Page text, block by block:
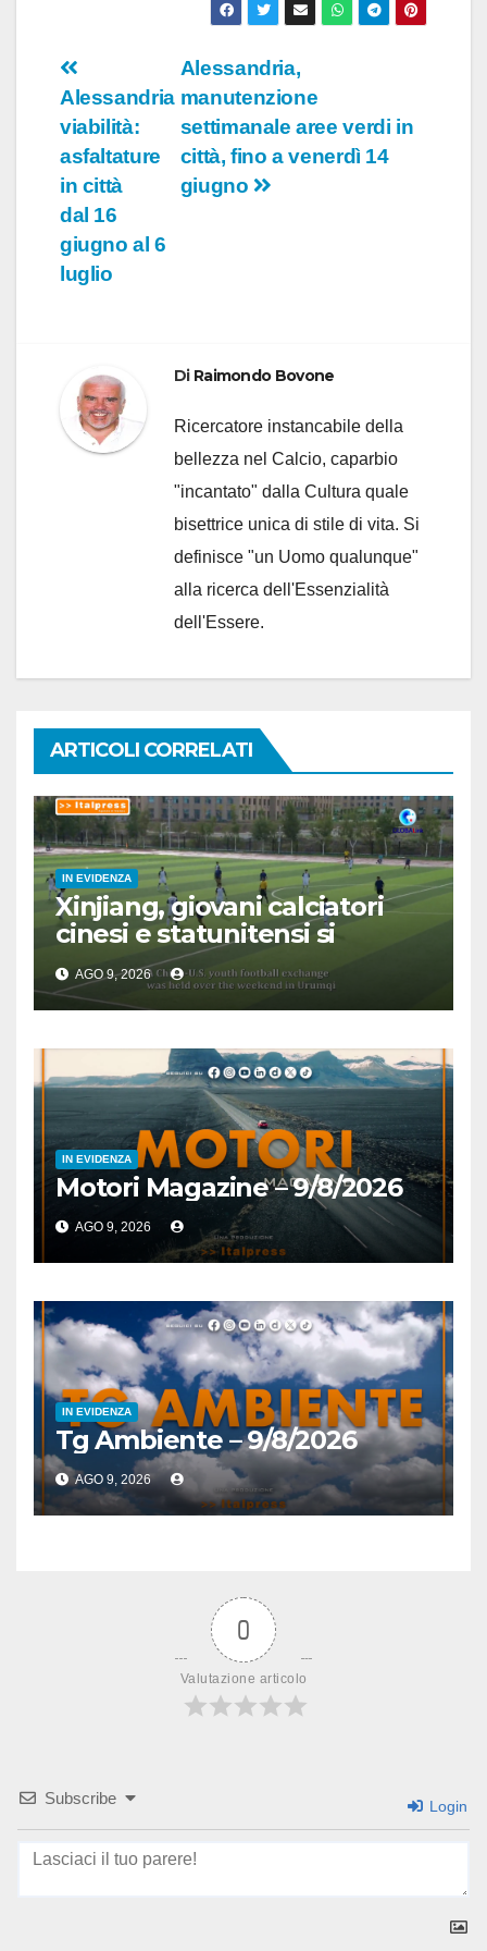
Navigazione
articoli
Alessandria,
manutenzione
settimanale aree verdi in
città, fino a venerdì 14
giugno
Alessandria
viabilità:
asfaltature
in città
dal 16
giugno al 6
luglio
Di Raimondo Bovone
Ricercatore instancabile della
bellezza nel Calcio, caparbio
"incantato" dalla Cultura quale
bisettrice unica di stile di vita. Si
definisce "un Uomo qualunque"
alla ricerca dell'Essenzialità
dell'Essere.
ARTICOLI CORRELATI
IN EVIDENZA
Xinjiang, giovani calciatori
cinesi e statunitensi si
incontrano grazie a sport
AGO 9, 2026
IN EVIDENZA
Motori Magazine – 9/8/2026
AGO 9, 2026
IN EVIDENZA
Tg Ambiente – 9/8/2026
AGO 9, 2026
0
Valutazione articolo
Subscribe Login